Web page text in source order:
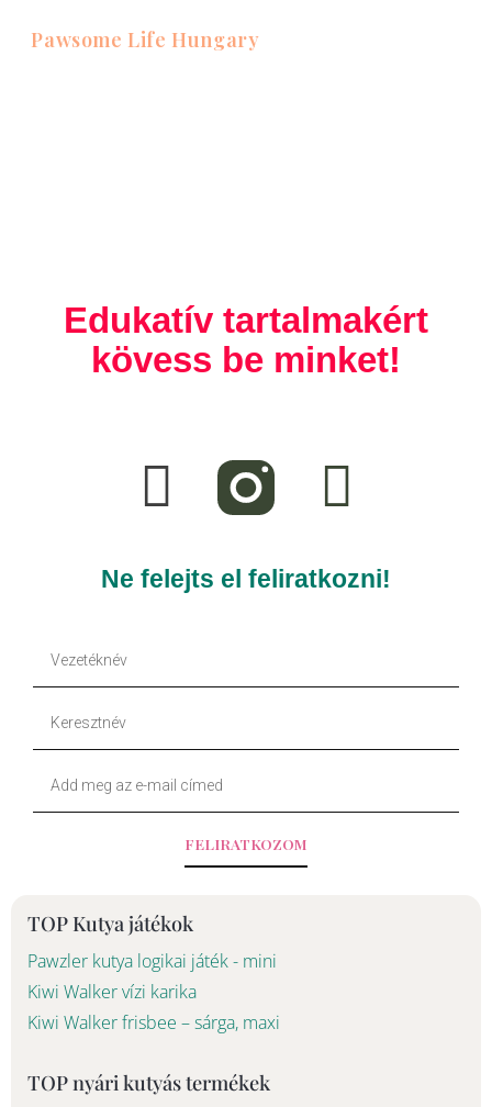
Pawsome Life Hungary
Edukatív tartalmakért
kövess be minket!
a
c
e
o
o
k
f
i
k
t
k
Ne felejts el feliratkozni!
Vezetéknév
Keresztnév
Your
Email
FELIRATKOZOM
TOP Kutya játékok
Pawzler kutya logikai játék - mini
Kiwi Walker vízi karika
Kiwi Walker frisbee – sárga, maxi
TOP nyári kutyás termékek